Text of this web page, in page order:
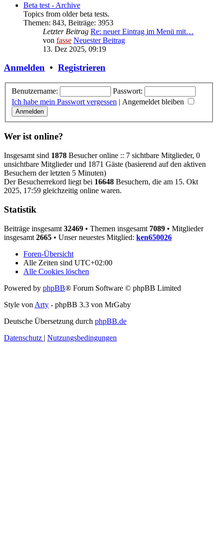
Beta test - Archive
Topics from older beta tests.
Themen: 843, Beiträge: 3953
Letzter Beitrag Re: neuer Eintrag im Menü mit…
von fasse Neuester Beitrag
13. Dez 2025, 09:19
Anmelden • Registrieren
Benutzername:
Passwort:
Ich habe mein Passwort vergessen | Angemeldet bleiben
Wer ist online?
Insgesamt sind 1878 Besucher online :: 7 sichtbare Mitglieder, 0
unsichtbare Mitglieder und 1871 Gäste (basierend auf den aktiven
Besuchern der letzten 5 Minuten)
Der Besucherrekord liegt bei 16648 Besuchern, die am 15. Okt
2025, 17:59 gleichzeitig online waren.
Statistik
Beiträge insgesamt 32469 • Themen insgesamt 7089 • Mitglieder
insgesamt 2665 • Unser neuestes Mitglied: ken650026
Foren-Übersicht
Alle Zeiten sind UTC+02:00
Alle Cookies löschen
Powered by phpBB® Forum Software © phpBB Limited
Style von Arty - phpBB 3.3 von MrGaby
Deutsche Übersetzung durch phpBB.de
Datenschutz | Nutzungsbedingungen